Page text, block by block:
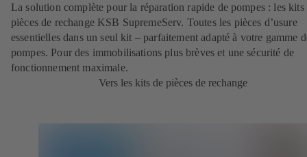
La solution complète pour la réparation rapide de pompes : les kits
pièces de rechange KSB SupremeServ. Toutes les pièces d’usure
essentielles dans un seul kit – parfaitement adapté à votre gamme
pompes. Pour des immobilisations plus brèves et une sécurité de
fonctionnement maximale.
Vers les kits de pièces de rechange